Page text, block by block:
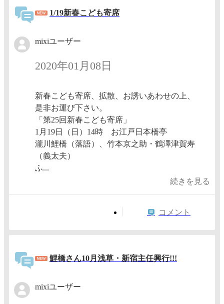
1/19新春こども寄席
mixiユーザー
2020年01月08日
新春こども寄席、拡散、お誘いあわせの上、
是非お運び下さい。
「第25回新春こども寄席」​
1月19日（日）14時 お江戸日本橋亭​
瀧川鯉橋（落語）、竹本京之助・鶴澤津賀寿
（義太夫）​
ふ...
続きを見る
コメント
鯉橋さん10月浅草・新宿主任興行!!!
mixiユーザー